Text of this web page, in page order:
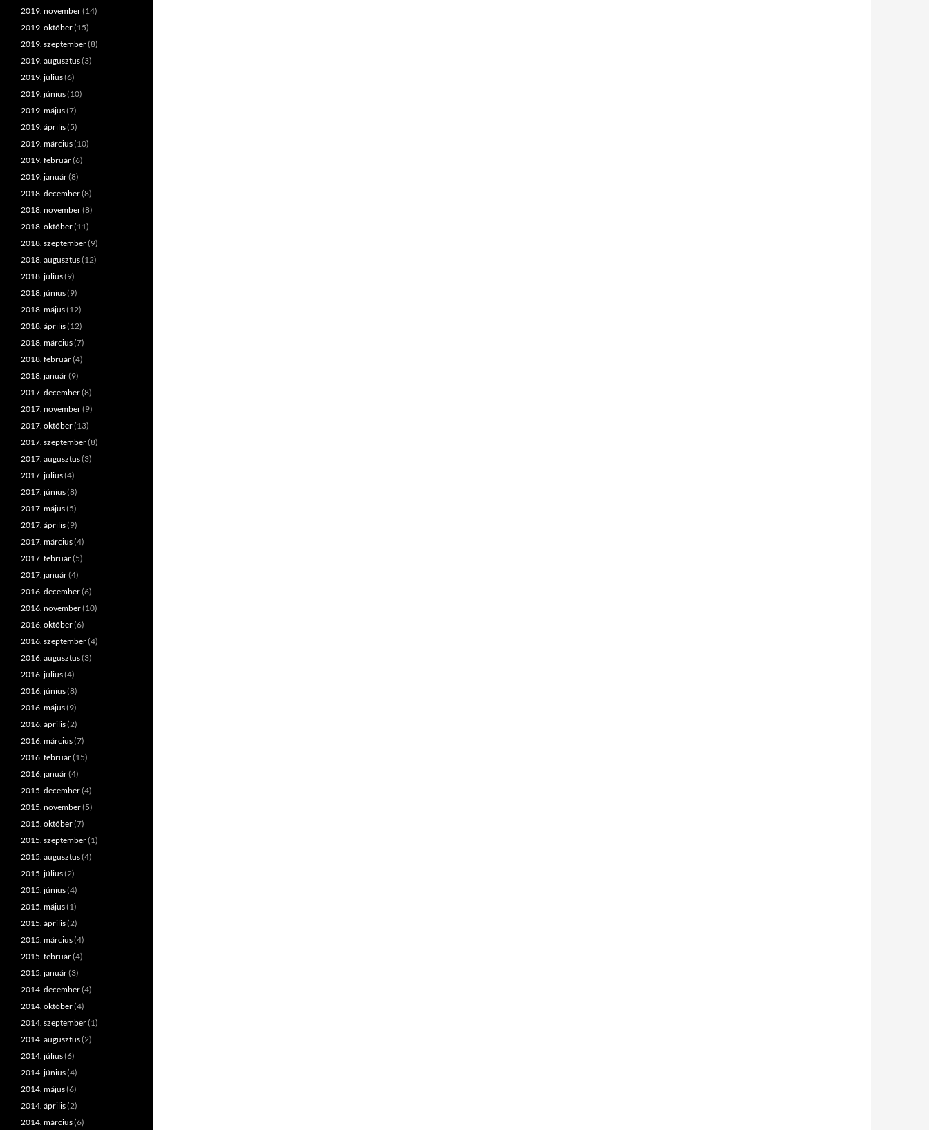
2019. november(14)
2019. október(15)
2019. szeptember(8)
2019. augusztus(3)
2019. július(6)
2019. június(10)
2019. május(7)
2019. április(5)
2019. március(10)
2019. február(6)
2019. január(8)
2018. december(8)
2018. november(8)
2018. október(11)
2018. szeptember(9)
2018. augusztus(12)
2018. július(9)
2018. június(9)
2018. május(12)
2018. április(12)
2018. március(7)
2018. február(4)
2018. január(9)
2017. december(8)
2017. november(9)
2017. október(13)
2017. szeptember(8)
2017. augusztus(3)
2017. július(4)
2017. június(8)
2017. május(5)
2017. április(9)
2017. március(4)
2017. február(5)
2017. január(4)
2016. december(6)
2016. november(10)
2016. október(6)
2016. szeptember(4)
2016. augusztus(3)
2016. július(4)
2016. június(8)
2016. május(9)
2016. április(2)
2016. március(7)
2016. február(15)
2016. január(4)
2015. december(4)
2015. november(5)
2015. október(7)
2015. szeptember(1)
2015. augusztus(4)
2015. július(2)
2015. június(4)
2015. május(1)
2015. április(2)
2015. március(4)
2015. február(4)
2015. január(3)
2014. december(4)
2014. október(4)
2014. szeptember(1)
2014. augusztus(2)
2014. július(6)
2014. június(4)
2014. május(6)
2014. április(2)
2014. március(6)